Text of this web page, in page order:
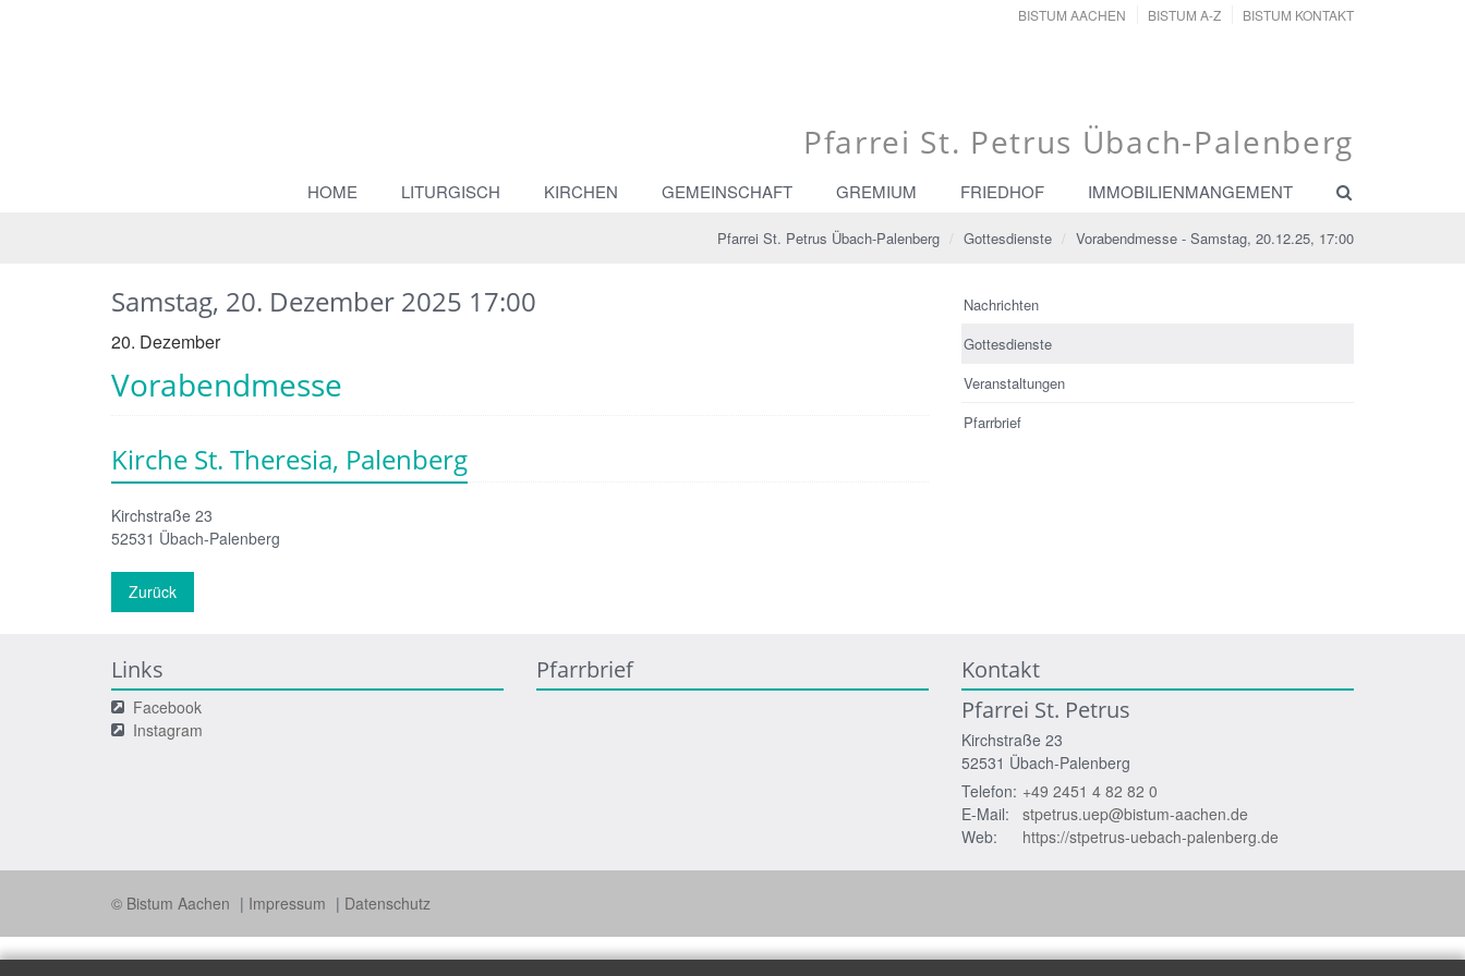
BISTUM AACHEN BISTUM A-Z BISTUM KONTAKT
Pfarrei St. Petrus Übach-Palenberg
HOME LITURGISCH KIRCHEN GEMEINSCHAFT GREMIUM FRIEDHOF IMMOBILIENMANGEMENT
Pfarrei St. Petrus Übach-Palenberg Gottesdienste Vorabendmesse - Samstag, 20.12.25, 17:00
Vorabendmesse
Samstag, 20. Dezember 2025 17:00
20. Dezember
Kirche St. Theresia, Palenberg
Kirchstraße 23
52531 Übach-Palenberg
Zurück
Nachrichten
Gottesdienste
Veranstaltungen
Pfarrbrief
Links
Facebook
Instagram
Pfarrbrief
Kontakt
Pfarrei St. Petrus
Kirchstraße 23
52531 Übach-Palenberg
Telefon: +49 2451 4 82 82 0
E-Mail:
stpetrus.uep@bistum-aachen.de
Web:
https://stpetrus-uebach-palenberg.de
© Bistum Aachen Impressum Datenschutz